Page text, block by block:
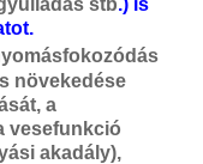
növekedése
a
vesefunkció
akadály),